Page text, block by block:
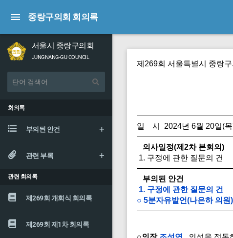
중랑구의회 회의록
서울시 중랑구의회
JUNGNANG-GU COUNCIL
회의록
부의된 안건
관련 부록
관련 회의록
제269회 개회식 회의록
제269회 제1차 회의록
제269회 서울특별시 중랑
일 시 2024년 6월 20일(목)
의사일정(제2차 본회의)
1. 구정에 관한 질문의 건
부의된 안건
1. 구정에 관한 질문의 건
○ 5분자유발언(나은하 의원)